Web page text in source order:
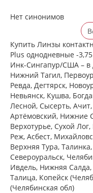
Нет синонимов
Купить Линзы
Plus однодневные -
Инк-Сингапур/США – в
Нижний Тагил,
Ревда, Дегтярск,
Невьянск, Кушва,
Лесной, Сысерть,
Артёмовский, Нижние
Верхотурье, Сухой
Реж, Асбест,
Верхняя Тура,
Североуральск,
Ивдель, Нижняя
Талица, Копейск
(Челябинская обл)